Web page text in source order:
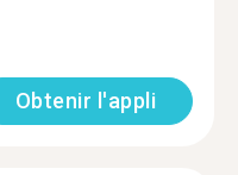
Obtenir l'appli